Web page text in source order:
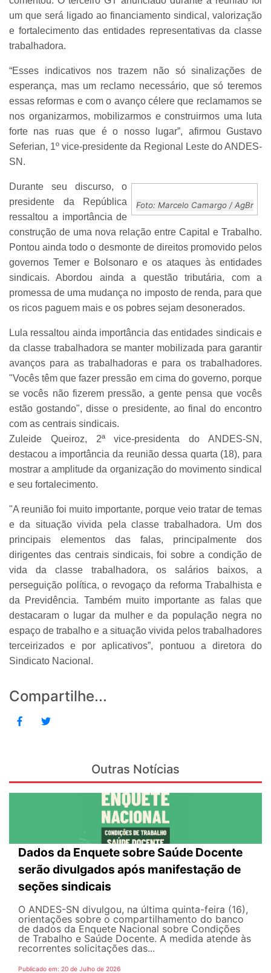
um que será ligado ao financiamento sindical, valorização
e fortalecimento das entidades representativas da classe
trabalhadora.
“Esses indicativos nos trazem não só sinalizações de
esperança, mas um reclamo necessário, que só teremos
essas reformas e com o avanço célere que reclamamos se
nos organizarmos, mobilizarmos e construirmos uma luta
forte nas ruas que é o nosso lugar”, afirmou Gustavo
Seferian, 1º vice-presidente da Regional Leste do ANDES-
SN.
Foto: Marcelo Camargo / AgBr
Durante seu discurso, o
presidente da República
ressaltou a importância de
construção de uma nova relação entre Capital e Trabalho.
Pontou ainda todo o desmonte de direitos promovido pelos
governos Temer e Bolsonaro e os ataques às entidades
sindicais. Abordou ainda a questão tributária, com a
promessa de uma mudança no imposto de renda, para que
os ricos paguem mais e os pobres sejam desonerados.
Lula ressaltou ainda importância das entidades sindicais e
da classe trabalhadora se manter mobilizada para garantir
avanços para as trabalhadoras e para os trabalhadores.
"Vocês têm que fazer pressão em cima do governo, porque
se vocês não fizerem pressão, a gente pensa que vocês
estão gostando", disse o presidente, ao final do encontro
com as centrais sindicais.
Zuleide Queiroz, 2ª vice-presidenta do ANDES-SN,
destacou a importância da reunião dessa quarta (18), para
mostrar a amplitude da organização do movimento sindical
e seu fortalecimento.
"A reunião foi muito importante, porque veio tratar de temas
e da situação vivida pela classe trabalhadora. Um dos
principais elementos das falas, principalmente dos
dirigentes das centrais sindicais, foi sobre a condição de
vida da classe trabalhadora, os salários baixos, a
perseguição política, o revogaço da reforma Trabalhista e
da Previdência. Também muito importante as falas que
destacaram o lugar da mulher e da população negra no
espaço de trabalho e a situação vivida pelos trabalhadores
terceirizados e por aplicativos”, pontuou a diretora do
Sindicato Nacional.
Compartilhe...
Outras Notícias
Dados da Enquete sobre Saúde Docente
serão divulgados após manifestação de
seções sindicais
O ANDES-SN divulgou, na última quinta-feira (16),
orientações sobre o compartilhamento do banco
de dados da Enquete Nacional sobre Condições
de Trabalho e Saúde Docente. A medida atende às
recorrentes solicitações das...
Publicado em: 20 de Julho de 2026